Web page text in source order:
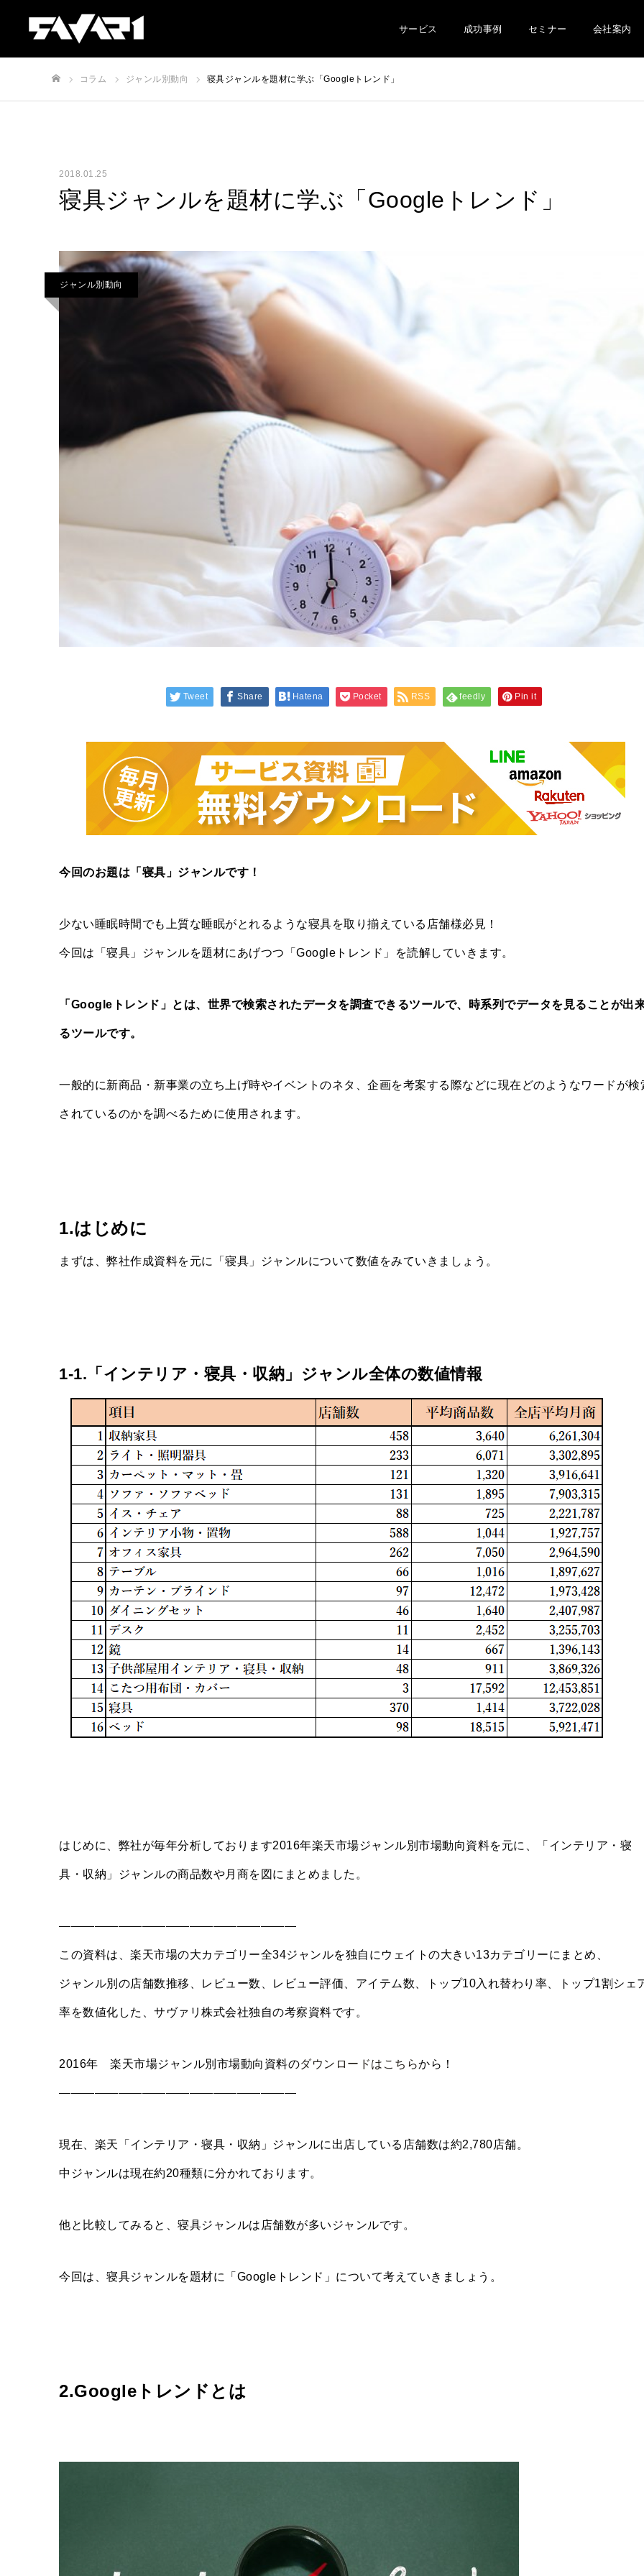
サービス 成功事例 セミナー 会社案内
コラム ジャンル別動向 寝具ジャンルを題材に学ぶ「Googleトレンド」
2018.01.25
寝具ジャンルを題材に学ぶ「Googleトレンド」
ジャンル別動向
Tweet Share Hatena Pocket RSS feedly Pin it
今回のお題は「寝具」ジャンルです！
少ない睡眠時間でも上質な睡眠がとれるような寝具を取り揃えている店舗様必見！
今回は「寝具」ジャンルを題材にあげつつ「Googleトレンド」を読解していきます。
「Googleトレンド」とは、世界で検索されたデータを調査できるツールで、 時系列でデータを見ることが出
るツールです。
一般的に新商品・新事業の立ち上げ時やイベントのネタ、企画を考案する際などに現在どのようなワードが検
されているのかを調べるために使用されます。
1.はじめに
まずは、弊社作成資料を元に「寝具」ジャンルについて数値をみていきましょう。
1-1.「インテリア・寝具・収納」ジャンル全体の数値情報
はじめに、弊社が毎年分析しております2016年楽天市場ジャンル別市場動向資料を元に、「インテリア・寝
具・収納」ジャンルの商品数や月商を図にまとめました。
————————————————————
この資料は、楽天市場の大カテゴリー全34ジャンルを独自にウェイトの大きい13カテゴリーにまとめ、
ジャンル別の店舗数推移、レビュー数、レビュー評価、アイテム数、トップ10入れ替わり率、トップ1割シェ
率を数値化した、サヴァリ株式会社独自の考察資料です。
2016年 楽天市場ジャンル別市場動向資料のダウンロードはこちらから！
————————————————————
現在、楽天「インテリア・寝具・収納」ジャンルに出店している店舗数は約2,780店舗。
中ジャンルは現在約20種類に分かれております。
他と比較してみると、寝具ジャンルは店舗数が多いジャンルです。
今回は、寝具ジャンルを題材に「Googleトレンド」について考えていきましょう。
2.Googleトレンドとは